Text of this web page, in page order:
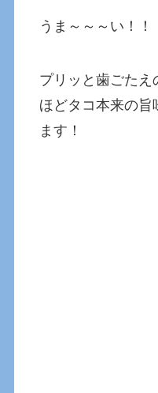
うま～～～い！！
プリッと歯ごたえ
ほどタコ本来の旨
ます！